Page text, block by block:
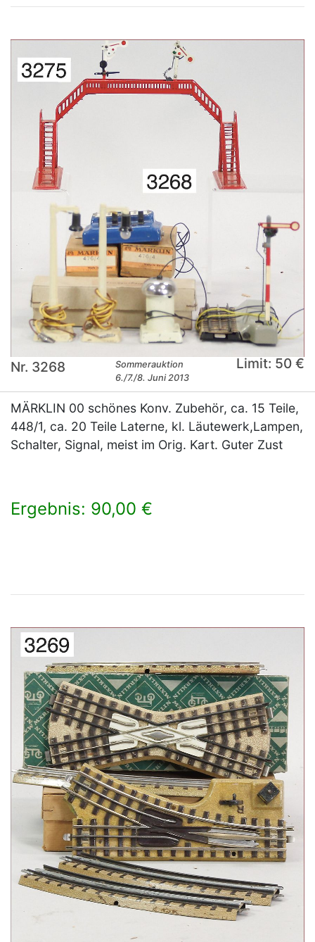
Nr. 3268
Sommerauktion
6./7./8. Juni 2013
Limit: 50 €
MÄRKLIN 00 schönes Konv. Zubehör, ca. 15 Teile,
448/1, ca. 20 Teile Laterne, kl. Läutewerk,Lampen,
Schalter, Signal, meist im Orig. Kart. Guter Zust
Ergebnis: 90,00 €